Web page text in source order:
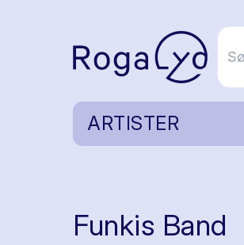
ARTISTER
Funkis Band